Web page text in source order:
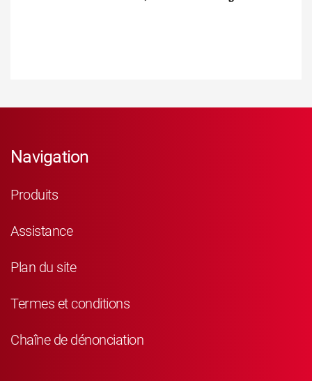
Navigation
Produits
Assistance
Plan du site
Termes et conditions
Chaîne de dénonciation